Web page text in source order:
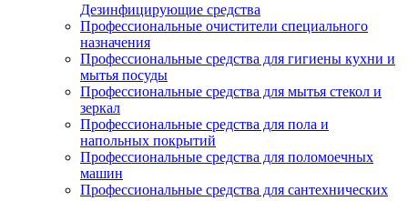
Дезинфицирующие средства
Профессиональные очистители специального
назначения
Профессиональные средства для гигиены кухни и
мытья посуды
Профессиональные средства для мытья стекол и
зеркал
Профессиональные средства для пола и
напольных покрытий
Профессиональные средства для поломоечных
машин
Профессиональные средства для сантехнических